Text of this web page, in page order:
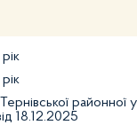
районної у
18.12.2025